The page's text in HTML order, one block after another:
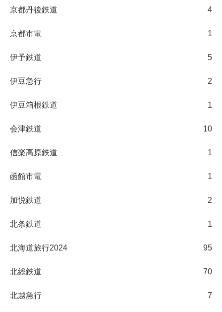
京都丹後鉄道 4
京都市電 1
伊予鉄道 5
伊豆急行 2
伊豆箱根鉄道 1
会津鉄道 10
信楽高原鉄道 1
函館市電 1
加悦鉄道 2
北条鉄道 1
北海道旅行2024 95
北総鉄道 70
北越急行 7